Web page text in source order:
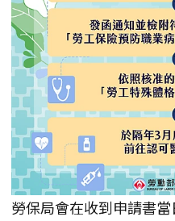
勞保局會在收到申請書